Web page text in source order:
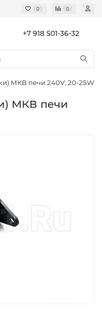
0 0
+7 918 501-36-32
МКВ печи 240V, 20-25W
МКВ печи